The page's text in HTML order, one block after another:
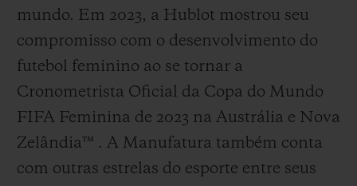
mundo. Em 2023, a Hublot mostrou seu
compromisso com o desenvolvimento do
futebol feminino ao se tornar a
Cronometrista Oficial da Copa do Mundo
FIFA Feminina de 2023 na Austrália e Nova
Zelândia™ . A Manufatura também conta
com outras estrelas do esporte entre seus